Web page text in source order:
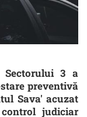
3 a
preventivă
Sava' acuzat
judiciar